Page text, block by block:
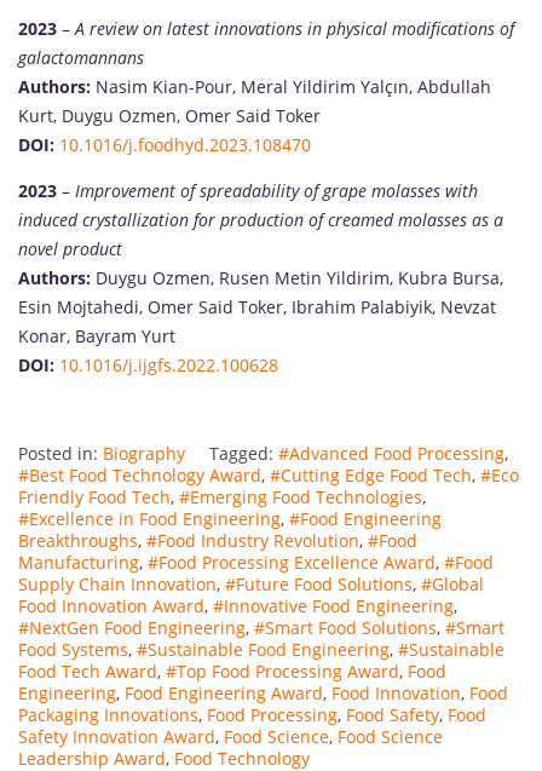
2023 –A review on latest innovations in physical modifications of
galactomannans
Authors: Nasim Kian-Pour, Meral Yildirim Yalçın, Abdullah
Kurt, Duygu Ozmen, Omer Said Toker
DOI: 10.1016/j.foodhyd.2023.108470
2023 – Improvement of spreadability of grape molasses with
induced crystallization for production of creamed molasses as a
novel product
Authors: Duygu Ozmen, Rusen Metin Yildirim, Kubra Bursa,
Esin Mojtahedi, Omer Said Toker, Ibrahim Palabiyik, Nevzat
Konar, Bayram Yurt
DOI: 10.1016/j.ijgfs.2022.100628
Posted in: Biography Tagged: #Advanced Food Processing,
#Best Food Technology Award, #Cutting Edge Food Tech, #Eco
Friendly Food Tech, #Emerging Food Technologies,
#Excellence in Food Engineering, #Food Engineering
Breakthroughs, #Food Industry Revolution, #Food
Manufacturing, #Food Processing Excellence Award, #Food
Supply Chain Innovation, #Future Food Solutions, #Global
Food Innovation Award, #Innovative Food Engineering,
#NextGen Food Engineering, #Smart Food Solutions, #Smart
Food Systems, #Sustainable Food Engineering, #Sustainable
Food Tech Award, #Top Food Processing Award, Food
Engineering, Food Engineering Award, Food Innovation, Food
Packaging Innovations, Food Processing, Food Safety, Food
Safety Innovation Award, Food Science, Food Science
Leadership Award, Food Technology